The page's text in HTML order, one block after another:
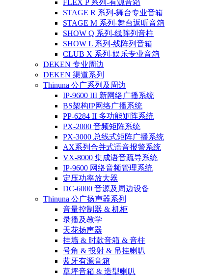
FLEX P 系列-有源音箱
STAGE R 系列-舞台专业音箱
STAGE M 系列-舞台返听音箱
SHOW Q 系列-线阵列音柱
SHOW L 系列-线阵列音箱
CLUB X 系列-娱乐专业音箱
DEKEN 专业周边
DEKEN 渠道系列
Thinuna 公广系列及周边
IP-9600 III 新网络广播系统
BS架构IP网络广播系统
PP-6284 II 多功能矩阵系统
PX-2000 音频矩阵系统
PX-3000 总线式矩阵广播系统
AX系列合并式语音报警系统
VX-8000 集成语音疏导系统
IP-9600 网络音频管理系统
定压功率放大器
DC-6000 音源及周边设备
Thinuna 公广扬声器系列
音量控制器 & 机柜
录播及教学
天花扬声器
挂墙 & 时款音箱 & 音柱
号角 & 投射 & 吊挂喇叭
蓝牙有源音箱
草坪音箱 & 造型喇叭